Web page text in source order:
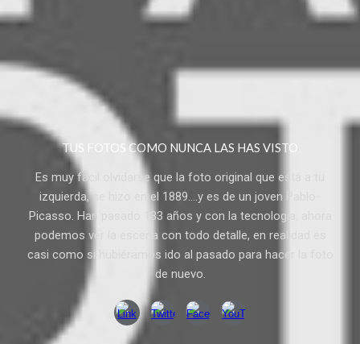
TUS FOTOS COMO NUNCA LAS HAS VISTO
Es muy fácil olvidarse que la foto original que está a tu
izquierda, se hizo en el 1889....y es de un joven Pablo-
Picasso. Han pasado 133 años y con la tecnología, ahora
podemos ver la escena con todo detalle, en realidad es
casi como si hubiéramos ido al pasado para hacer la foto
de nuevo.